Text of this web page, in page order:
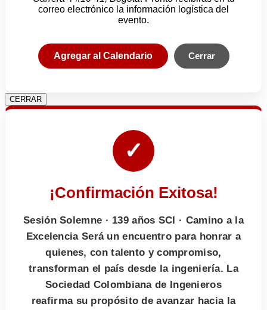
correo electrónico la información logística del
evento.
Agregar al Calendario Cerrar
CERRAR
✓
¡Confirmación Exitosa!
Sesión Solemne · 139 años SCI · Camino a la
Excelencia Será un encuentro para honrar a
quienes, con talento y compromiso,
transforman el país desde la ingeniería. La
Sociedad Colombiana de Ingenieros
reafirma su propósito de avanzar hacia la